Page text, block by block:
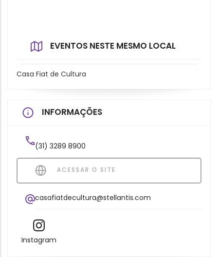
EVENTOS NESTE MESMO LOCAL
Casa Fiat de Cultura
INFORMAÇÕES
(31) 3289 8900
ACESSAR O SITE
casafiatdecultura@stellantis.com
Instagram